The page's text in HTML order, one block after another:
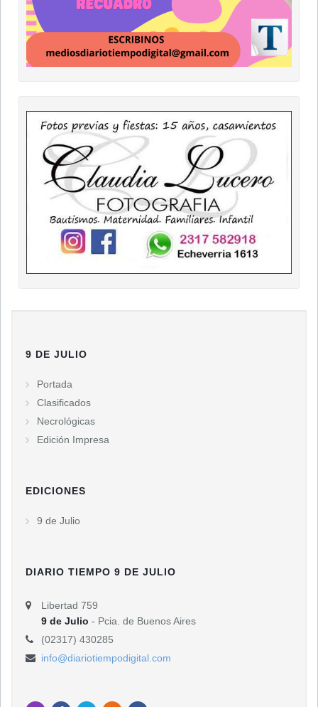
9 DE JULIO
Portada
Clasificados
Necrológicas
Edición Impresa
EDICIONES
9 de Julio
DIARIO TIEMPO 9 DE JULIO
Libertad 759
9 de Julio - Pcia. de Buenos Aires
(02317) 430285
info@diariotiempodigital.com